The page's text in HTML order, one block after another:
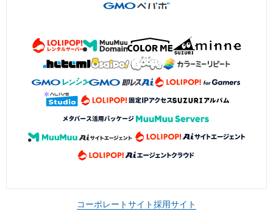
コーポレートサイト採用サイト